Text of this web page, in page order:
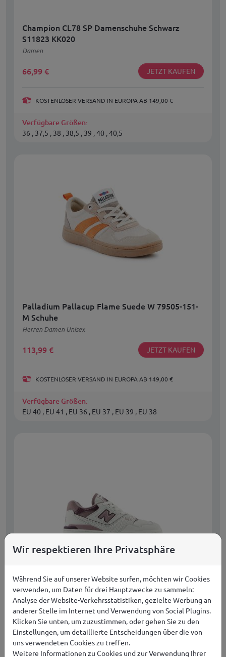
Champion CL78 SP Damenschuhe Schwarz
S11823 KK020
Damen
66,99 € JETZT KAUFEN
KOSTENLOSER VERSAND IN EUROPA AB 149,00 €
Verfügbare Größen:
36 , 37,5 , 38 , 38,5 , 39 , 40 , 40,5
Palladium Pallacup Flame Suede W 79505-151-
M Schuhe
Herren Damen Unisex
113,99 € JETZT KAUFEN
KOSTENLOSER VERSAND IN EUROPA AB 149,00 €
Verfügbare Größen:
EU 40 , EU 41 , EU 36 , EU 37 , EU 39 , EU 38
New Balance W BBW550EF Schuhe
Damen
98,99€ JETZT KAUFEN
KOSTENLOSER VERSAND IN EUROPA AB 149,00 €
Wir respektieren Ihre Privatsphäre
Während Sie auf unserer Website surfen, möchten wir Cookies
verwenden, um Daten für drei Hauptzwecke zu sammeln:
Analyse der Website-Verkehrsstatistiken, gezielte Werbung an
anderer Stelle im Internet und Verwendung von Social Plugins.
Klicken Sie unten, um zuzustimmen, oder gehen Sie zu den
Einstellungen, um detaillierte Entscheidungen über die von
uns verwendeten Cookies zu treffen.
Weitere Informationen zu Cookies und zur Verwendung Ihrer